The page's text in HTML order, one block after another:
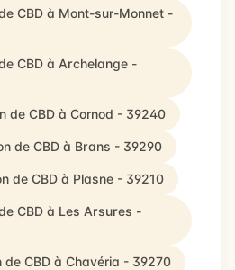
CBD à Mont-sur-Monnet -
CBD à Archelange -
de CBD à Cornod - 39240
de CBD à Brans - 39290
de CBD à Plasne - 39210
CBD à Les Arsures -
CBD à Chavéria - 39270